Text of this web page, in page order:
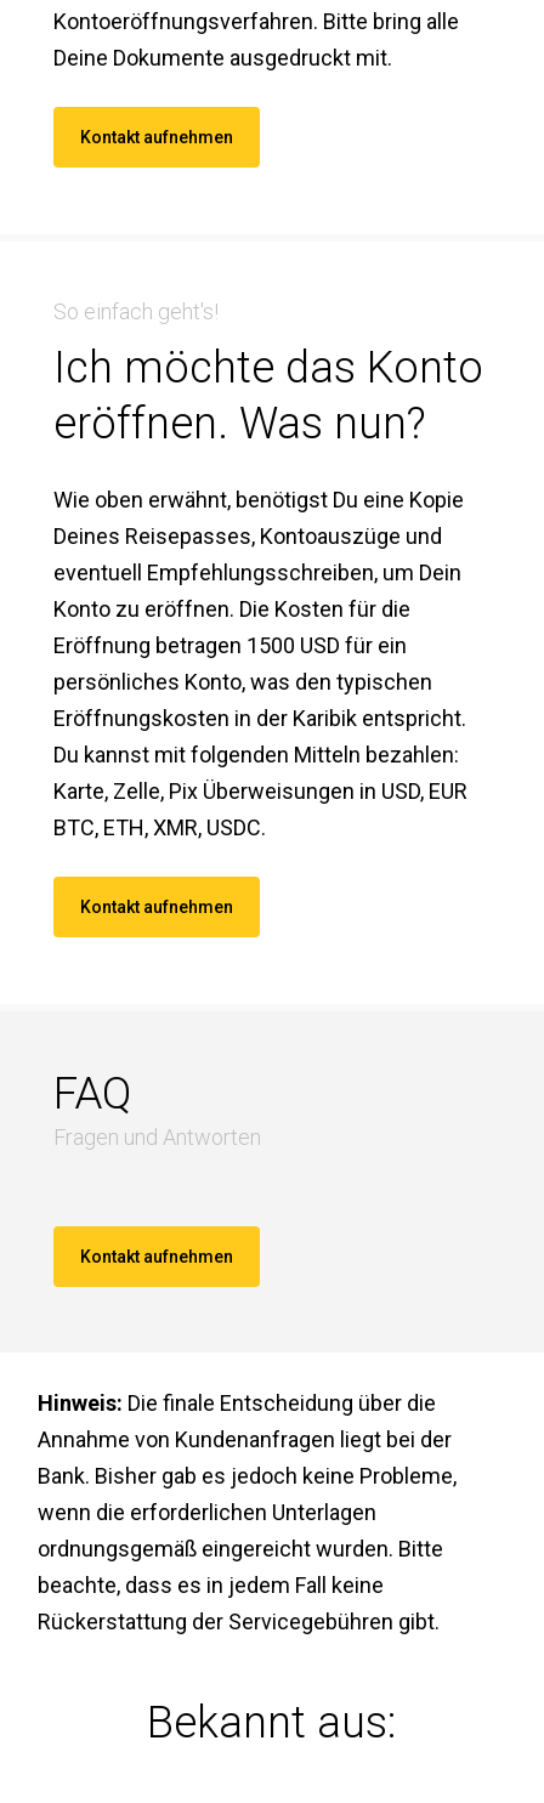
Kontoeröffnungsverfahren. Bitte bring alle
Deine Dokumente ausgedruckt mit.
Kontakt aufnehmen
So einfach geht's!
Ich möchte das Konto
eröffnen. Was nun?
Wie oben erwähnt, benötigst Du eine Kopie
Deines Reisepasses, Kontoauszüge und
eventuell Empfehlungsschreiben, um Dein
Konto zu eröffnen. Die Kosten für die
Eröffnung betragen 1500 USD für ein
persönliches Konto, was den typischen
Eröffnungskosten in der Karibik entspricht.
Du kannst mit folgenden Mitteln bezahlen:
Karte, Zelle, Pix Überweisungen in USD, EUR
BTC, ETH, XMR, USDC.
Kontakt aufnehmen
FAQ
Fragen und Antworten
Kontakt aufnehmen
Hinweis: Die finale Entscheidung über die
Annahme von Kundenanfragen liegt bei der
Bank. Bisher gab es jedoch keine Probleme,
wenn die erforderlichen Unterlagen
ordnungsgemäß eingereicht wurden. Bitte
beachte, dass es in jedem Fall keine
Rückerstattung der Servicegebühren gibt.
Bekannt aus: